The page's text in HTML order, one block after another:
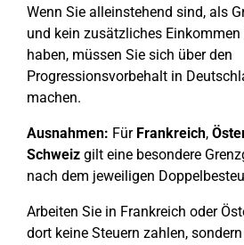
Wenn Sie alleinstehend sind, als
und kein zusätzliches
haben, müssen Sie sich über den
Progressionsvorbehalt in
machen.
Ausnahmen: Für Frankreich,
Schweiz gilt eine besondere
nach dem jeweiligen
Arbeiten Sie in Frankreich oder
dort keine Steuern zahlen,